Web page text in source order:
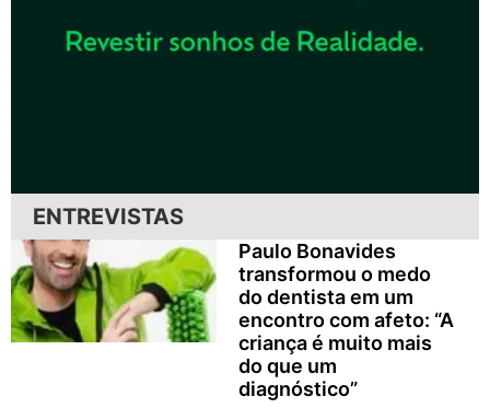
ENTREVISTAS
Paulo Bonavides
transformou o medo
do dentista em um
encontro com afeto: “A
criança é muito mais
do que um
diagnóstico”